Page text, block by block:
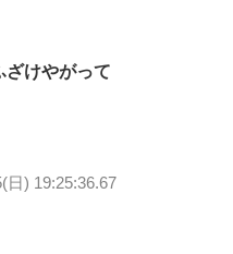
ざけやがって
日) 19:25:36.67